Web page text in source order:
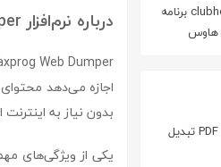
دانلود clubhouse 23.02.02 برنامه
هاوس
دانلود PDF Converter Elite 5.0.5 تبدیل
درباره نرم‌افزار Maxprog Web Dumper
اجازه می‌دهد
بدون نیاز به